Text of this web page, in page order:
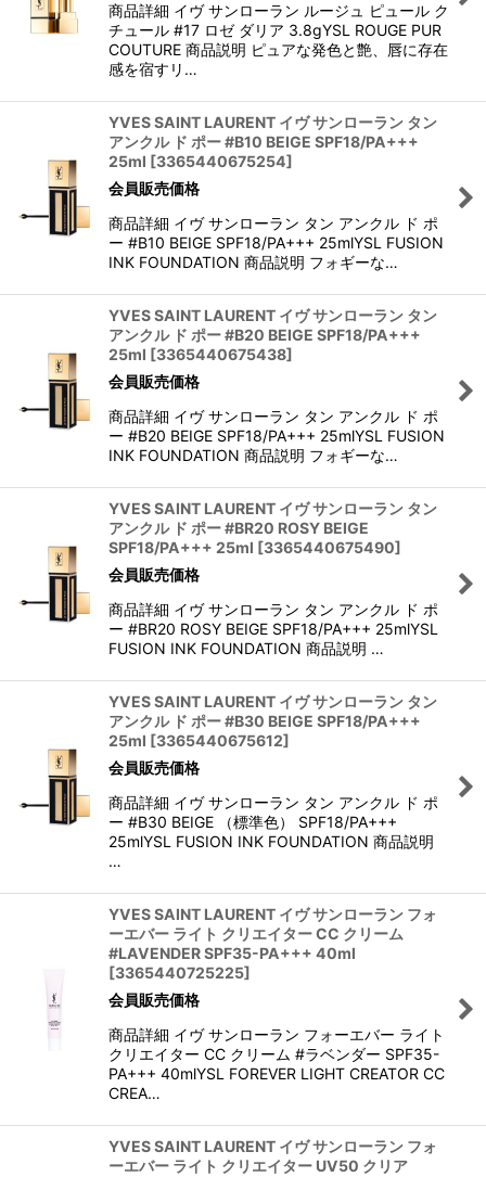
商品詳細 イヴ サンローラン ルージュ ピュール ク
チュール #17 ロゼ ダリア 3.8gYSL ROUGE PUR
COUTURE 商品説明 ピュアな発色と艶、唇に存在
感を宿すリ…
YVES SAINT LAURENT イヴ サンローラン タン
アンクル ド ポー #B10 BEIGE SPF18/PA+++
25ml [3365440675254]
会員販売価格
商品詳細 イヴ サンローラン タン アンクル ド ポ
ー #B10 BEIGE SPF18/PA+++ 25mlYSL FUSION
INK FOUNDATION 商品説明 フォギーな…
YVES SAINT LAURENT イヴ サンローラン タン
アンクル ド ポー #B20 BEIGE SPF18/PA+++
25ml [3365440675438]
会員販売価格
商品詳細 イヴ サンローラン タン アンクル ド ポ
ー #B20 BEIGE SPF18/PA+++ 25mlYSL FUSION
INK FOUNDATION 商品説明 フォギーな…
YVES SAINT LAURENT イヴ サンローラン タン
アンクル ド ポー #BR20 ROSY BEIGE
SPF18/PA+++ 25ml [3365440675490]
会員販売価格
商品詳細 イヴ サンローラン タン アンクル ド ポ
ー #BR20 ROSY BEIGE SPF18/PA+++ 25mlYSL
FUSION INK FOUNDATION 商品説明 …
YVES SAINT LAURENT イヴ サンローラン タン
アンクル ド ポー #B30 BEIGE SPF18/PA+++
25ml [3365440675612]
会員販売価格
商品詳細 イヴ サンローラン タン アンクル ド ポ
ー #B30 BEIGE （標準色） SPF18/PA+++
25mlYSL FUSION INK FOUNDATION 商品説明
…
YVES SAINT LAURENT イヴ サンローラン フォ
ーエバー ライト クリエイター CC クリーム
#LAVENDER SPF35-PA+++ 40ml
[3365440725225]
会員販売価格
商品詳細 イヴ サンローラン フォーエバー ライト
クリエイター CC クリーム #ラベンダー SPF35-
PA+++ 40mlYSL FOREVER LIGHT CREATOR CC
CREA…
YVES SAINT LAURENT イヴ サンローラン フォ
ーエバー ライト クリエイター UV50 クリア